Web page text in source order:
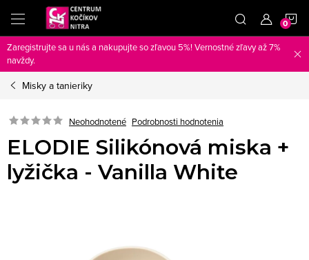
obsah
Zaregistrujte sa u nás a nakupujte so zľavou 5%! Vernostné zľavy až 7%
navždy.
Misky a tanieriky
Neohodnotené Podrobnosti hodnotenia
ELODIE Silikónová miska +
lyžička - Vanilla White